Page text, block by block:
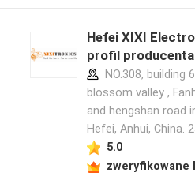
Hefei XIXI
profil producenta
NO.308, building
blossom valley ,
and hengshan road
Hefei, Anhui, China.
5.0
zweryfikowane